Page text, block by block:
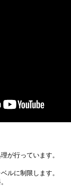
が行っています。
ルに制限します。